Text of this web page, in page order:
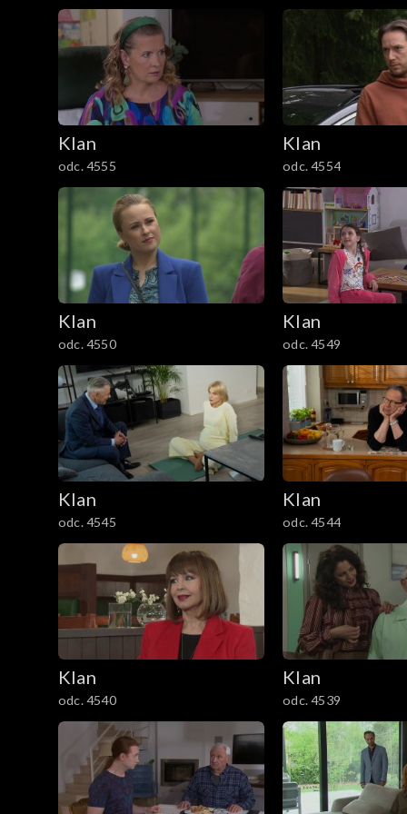
1001–1100
901–1000
801–900
701–800
601–700
501–600
401–500
301–400
201–300
101–200
1–100
Klan
odc. 4555
Klan
odc. 4554
Klan
odc. 4550
Klan
odc. 4549
Klan
odc. 4545
Klan
odc. 4544
Klan
odc. 4540
Klan
odc. 4539